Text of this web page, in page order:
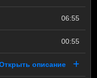
06:55
00:55
описание